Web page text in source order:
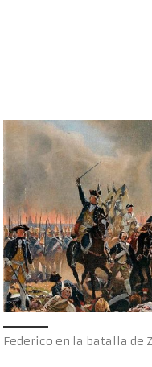
Federico en la batalla de